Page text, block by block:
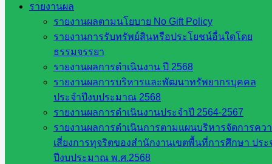
รายงานผล
รายงานผลตามนโยบาย No Gift Policy
รายงานการรับทรัพย์สินหรือประโยชน์อื่นใดโดย
ธรรมจรรยา
รายงานผลการดำเนินงาน ปี 2568
รายงานผลการบริหารและพัฒนาทรัพยากรบุคคล
ประจำปีงบประมาณ 2568
รายงานผลการดำเนินงานประจำปี 2564-2567
รายงานผลการดำเนินการตามแผนบริหารจัดการคว
เสี่ยงการทุจริตของสำนักงานเขตพื้นที่การศึกษา ประ
ปีงบประมาณ พ.ศ.2568
วารสาร ประชาสัมพันธ์
ดำเนินการตรวจเยี่ยมเพื่อติดตาม และ
นิเทศการศึกษาโดยคณะกรรมการติดตาม
ตรวจสอบ ประเมินผลและนิเทศการศึกษา
(ก.ต.ป.น.) ของเขตพื้นที่การศึกษา ประจำ
ปีงบประมาณ 2567